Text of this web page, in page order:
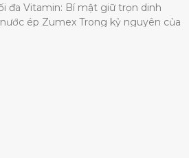
đa Vitamin: Bí mật giữ trọn dinh
ép Zumex Trong kỷ nguyên của